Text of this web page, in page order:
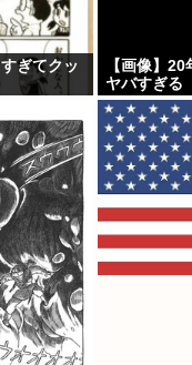
ぎてクッ
【画像】
ヤバすぎる